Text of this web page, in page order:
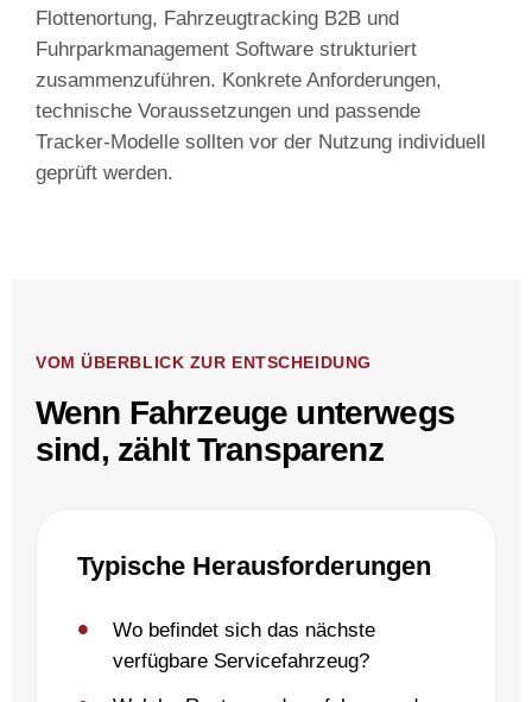
Flottenortung, Fahrzeugtracking B2B und
Fuhrparkmanagement Software strukturiert
zusammenzuführen. Konkrete Anforderungen,
technische Voraussetzungen und passende
Tracker-Modelle sollten vor der Nutzung individuell
geprüft werden.
VOM ÜBERBLICK ZUR ENTSCHEIDUNG
Wenn Fahrzeuge unterwegs
sind, zählt Transparenz
Typische Herausforderungen
Wo befindet sich das nächste
verfügbare Servicefahrzeug?